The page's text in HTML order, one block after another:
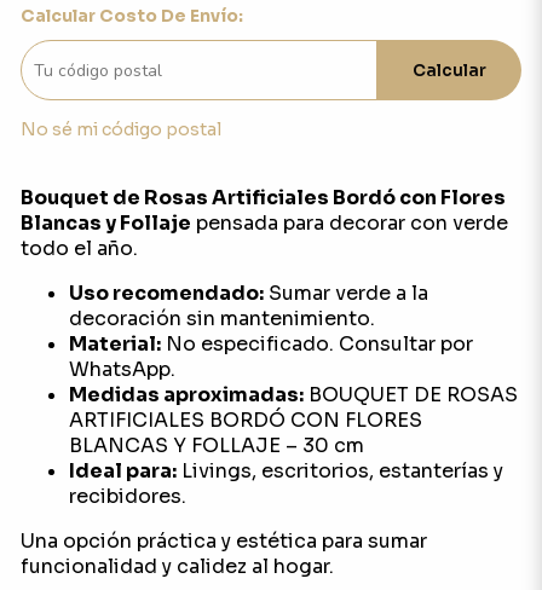
Calcular Costo De Envío:
Calcular
No sé mi código postal
Bouquet de Rosas Artificiales Bordó con Flores
Blancas y Follaje pensada para decorar con verde
todo el año.
Uso recomendado:Sumar verde a la
decoración sin mantenimiento.
Material:No especificado. Consultar por
WhatsApp.
Medidas aproximadas:BOUQUET DE ROSAS
ARTIFICIALES BORDÓ CON FLORES
BLANCAS Y FOLLAJE – 30 cm
Ideal para:Livings, escritorios, estanterías y
recibidores.
Una opción práctica y estética para sumar
funcionalidad y calidez al hogar.